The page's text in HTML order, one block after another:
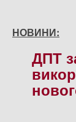
НОВИНИ:
ДПТ